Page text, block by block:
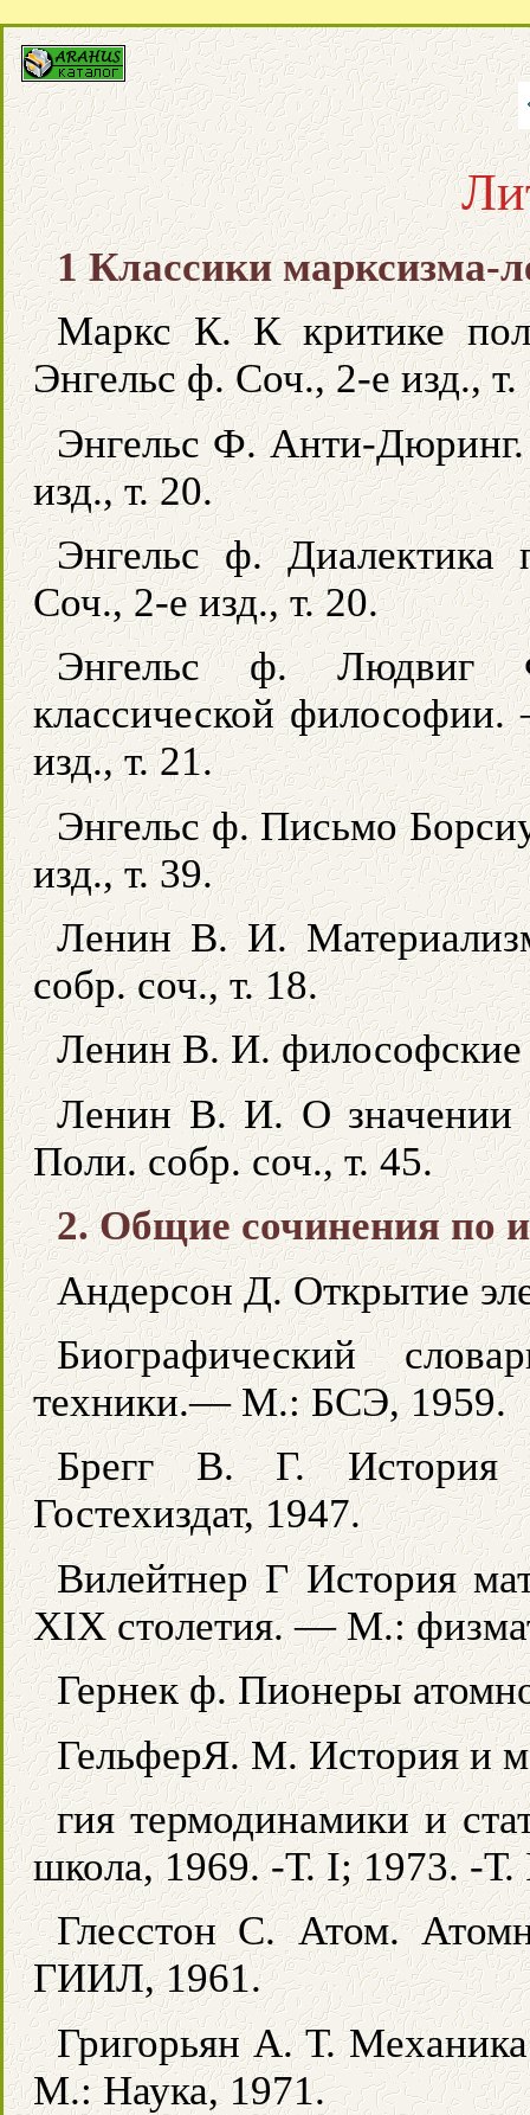
1 Классики марксизма-
Маркс К. К критике
Энгельс ф. Соч., 2-е изд., т.
Энгельс Ф. Анти-
изд., т. 20.
Энгельс ф.
Соч., 2-е изд., т. 20.
Энгельс ф. Людвиг
классической
изд., т. 21.
Энгельс ф. Письмо
изд., т. 39.
Ленин В. И.
собр. соч., т. 18.
Ленин В. И. философские
Ленин В. И. О значении
Поли. собр. соч., т. 45.
2. Общие сочинения по
Андерсон Д. Открытие
Биографический
техники.— М.: БСЭ, 1959.
Брегг В. Г. История
Гостехиздат, 1947.
Вилейтнер Г История
XIX столетия. — М.:
Гернек ф. Пионеры
ГельферЯ. М. История и
гия термодинамики и
школа, 1969. -Т. I; 1973. -Т.
Глесстон С. Атом.
ГИИЛ, 1961.
Григорьян А. Т.
М.: Наука, 1971.